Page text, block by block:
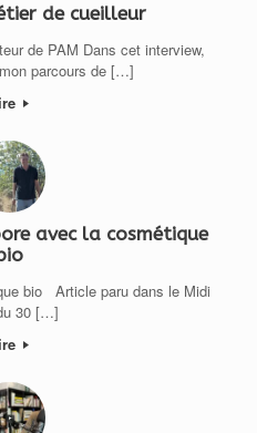
de cueilleur
de PAM Dans cet interview,
parcours de […]
avec la cosmétique
bio Article paru dans le Midi
30 […]